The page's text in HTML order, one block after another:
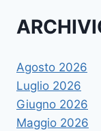
Agosto 2026
Luglio 2026
Giugno 2026
Maggio 2026